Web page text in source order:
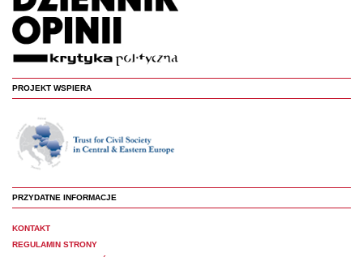
PROJEKT WSPIERA
PRZYDATNE INFORMACJE
KONTAKT
REGULAMIN STRONY